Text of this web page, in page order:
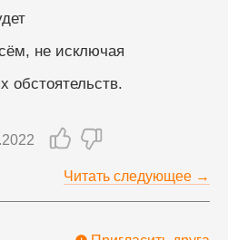
не исключая
обстоятельств.
Читать следующее →